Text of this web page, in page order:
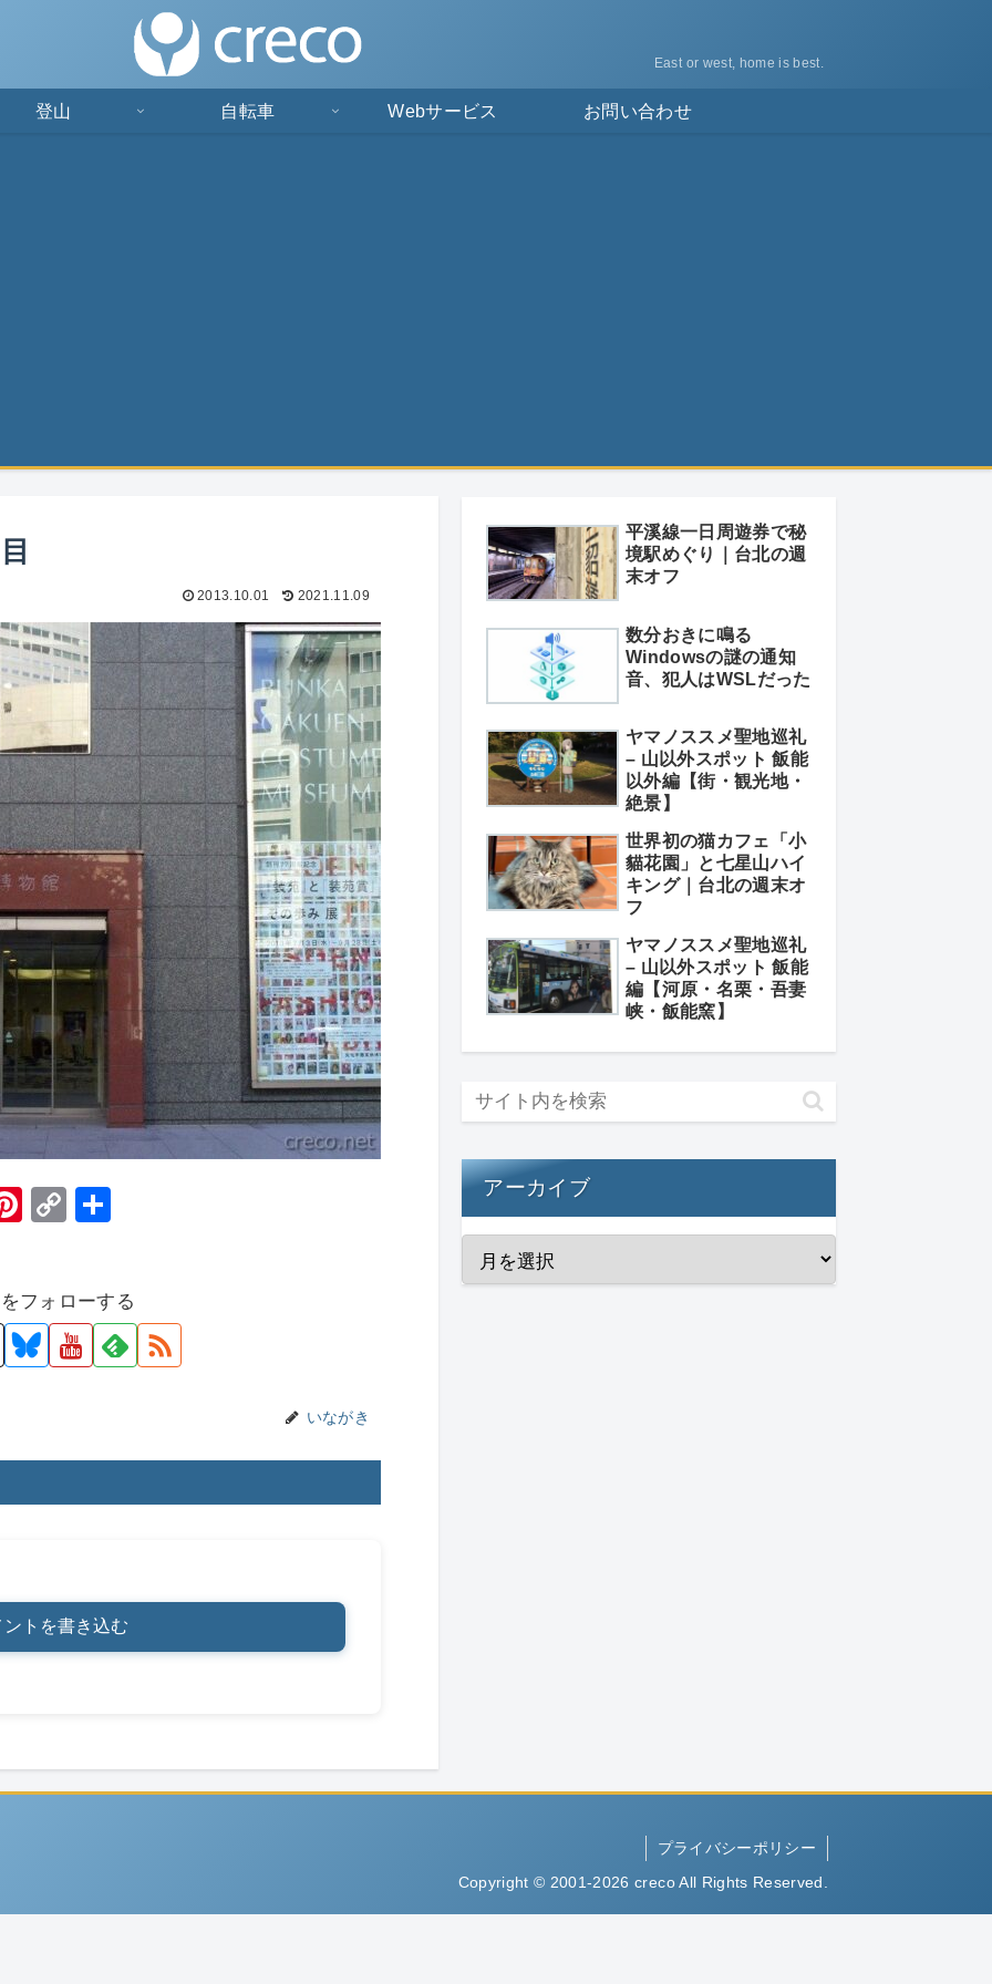
East or west, home is best.
登山 自転車 Webサービス お問い合わせ
2013.10.01 2021.11.09
Pi
e
st
C
y
Li
フォローする
いながき
ントを書き込む
平溪線一日周遊券で秘
境駅めぐり｜台北の週
末オフ
数分おきに鳴る
Windowsの謎の通知
音、犯人はWSLだった
ヤマノススメ聖地巡礼
– 山以外スポット 飯能
以外編【街・観光地・
絶景】
世界初の猫カフェ「小
貓花園」と七星山ハイ
キング｜台北の週末オ
フ
ヤマノススメ聖地巡礼
– 山以外スポット 飯能
編【河原・名栗・吾妻
峡・飯能窯】
アーカイブ
プライバシーポリシー
Copyright © 2001-2026 creco All Rights Reserved.